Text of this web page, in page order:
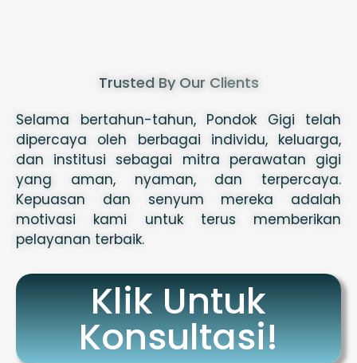
Trusted By Our Clients
Selama bertahun-tahun, Pondok Gigi telah
dipercaya oleh berbagai individu, keluarga,
dan institusi sebagai mitra perawatan gigi
yang aman, nyaman, dan terpercaya.
Kepuasan dan senyum mereka adalah
motivasi kami untuk terus memberikan
pelayanan terbaik.
Klik Untuk
Konsultasi!